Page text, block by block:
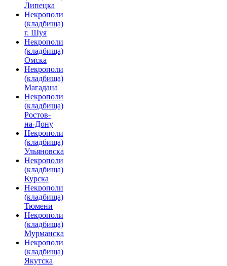
Липецка
Некрополи
(кладбища)
г. Шуя
Некрополи
(кладбища)
Омска
Некрополи
(кладбища)
Магадана
Некрополи
(кладбища)
Ростов-
на-Дону
Некрополи
(кладбища)
Ульяновска
Некрополи
(кладбища)
Курска
Некрополи
(кладбища)
Тюмени
Некрополи
(кладбища)
Мурманска
Некрополи
(кладбища)
Якутска